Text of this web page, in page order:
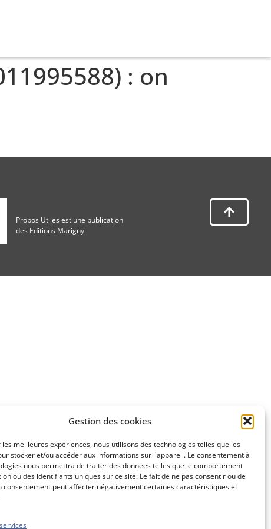
Gestion des cookies
meilleures expériences, nous utilisons des technologies telles que les
stocker et/ou accéder aux informations sur l'appareil. Le consentement à
nous permettra de traiter des données telles que le comportement
ou des identifiants uniques sur ce site. Le fait de ne pas consentir ou de
consentement peut affecter négativement certaines caractéristiques et
: on
Propos Utiles est une publication
des Editions Marigny